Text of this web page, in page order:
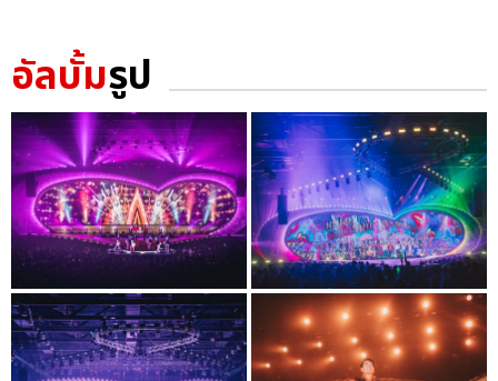
อัลบั้มรูป